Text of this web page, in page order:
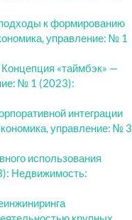
к формированию
управление: № 1
Концепция «таймбэк» —
№ 1 (2023):
интеграции
управление: № 3
использования
Недвижимость: